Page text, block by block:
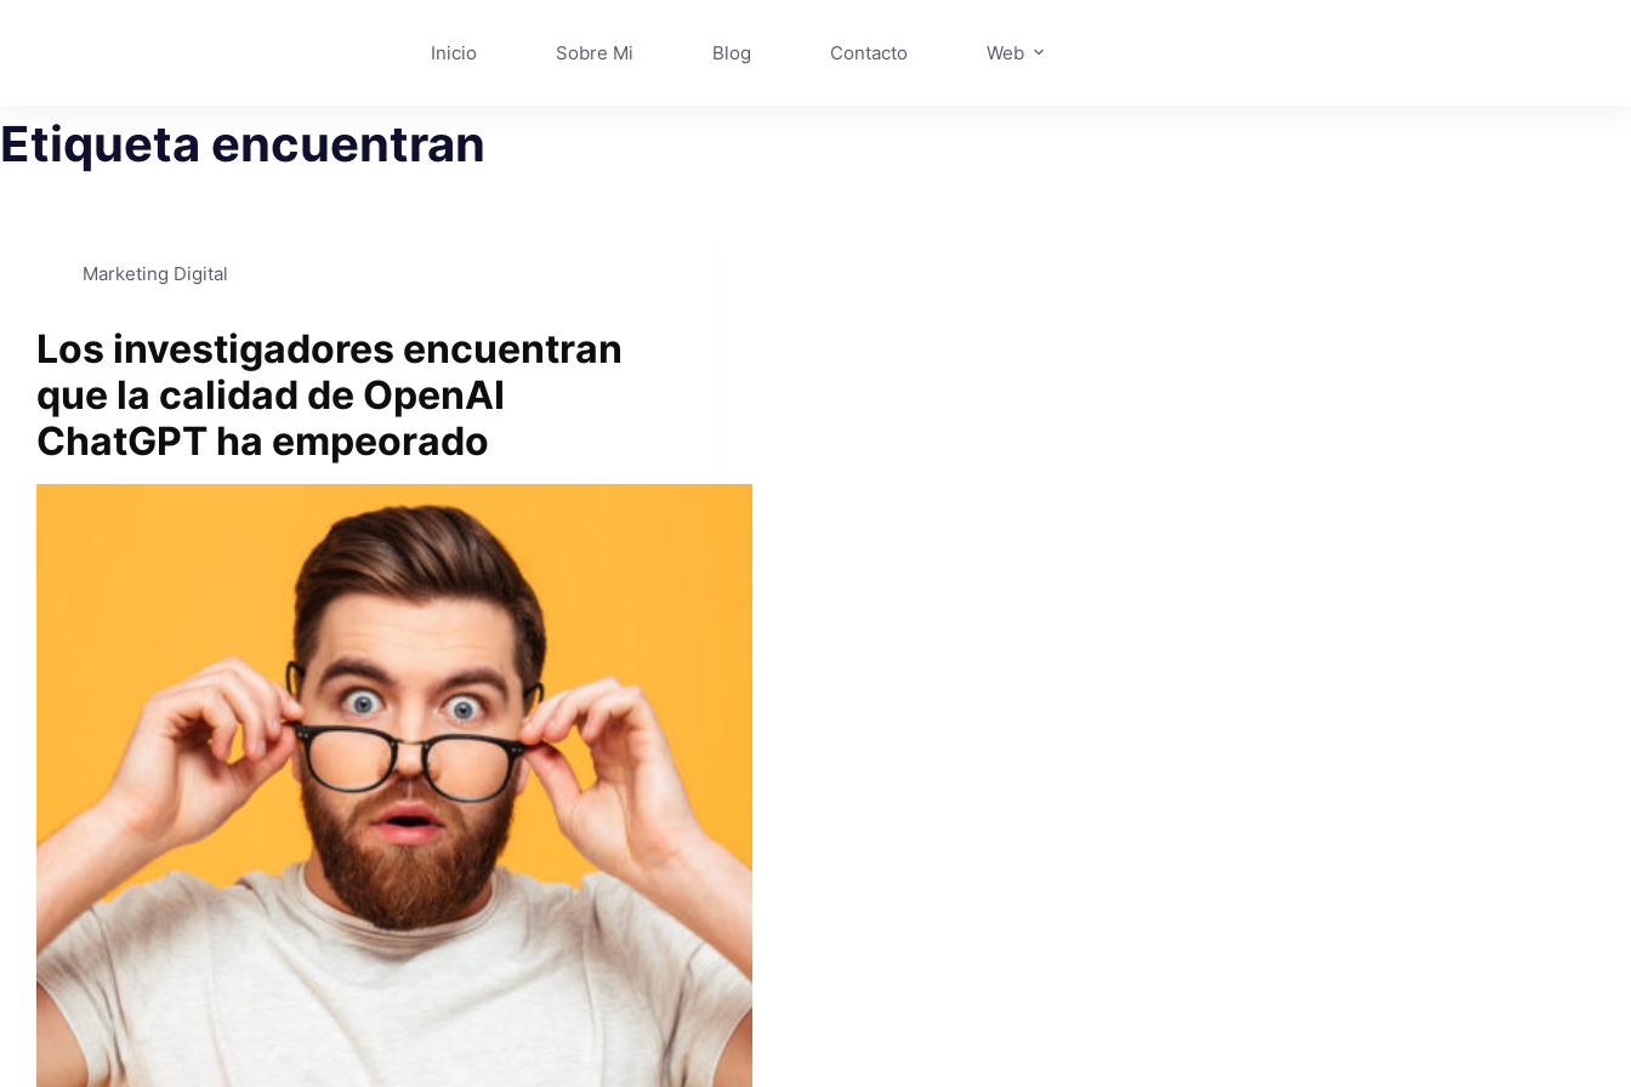
Inicio Sobre Mi Blog Contacto Web
Etiqueta encuentran
Marketing Digital
Los investigadores encuentran
que la calidad de OpenAI
ChatGPT ha empeorado